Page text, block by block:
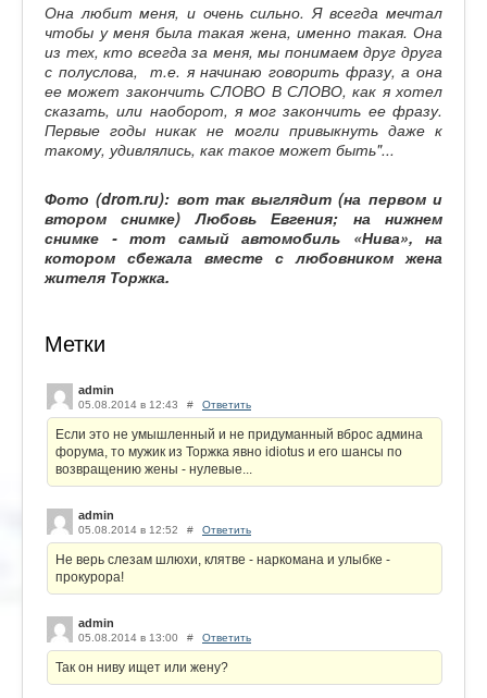
Она любит меня, и очень сильно. Я всегда мечтал
чтобы у меня была такая жена, именно такая. Она
из тех, кто всегда за меня, мы понимаем друг друга
с полуслова, т.е. я начинаю говорить фразу, а она
ее может закончить СЛОВО В СЛОВО, как я хотел
сказать, или наоборот, я мог закончить ее фразу.
Первые годы никак не могли привыкнуть даже к
такому, удивлялись, как такое может быть"...
Фото (drom.ru): вот так выглядит (на первом и
втором снимке) Любовь Евгения; на нижнем
снимке - тот самый автомобиль «Нива», на
котором сбежала вместе с любовником жена
жителя Торжка.
Метки
admin
05.08.2014 в 12:43 # Ответить
Если это не умышленный и не придуманный вброс админа
форума, то мужик из Торжка явно idiotus и его шансы по
возвращению жены - нулевые...
admin
05.08.2014 в 12:52 # Ответить
Не верь слезам шлюхи, клятве - наркомана и улыбке -
прокурора!
admin
05.08.2014 в 13:00 # Ответить
Так он ниву ищет или жену?